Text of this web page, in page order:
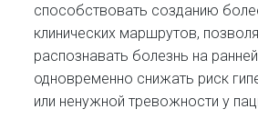
способствовать созданию
клинических маршрутов,
распознавать болезнь на
одновременно снижать риск
или ненужной тревожности у